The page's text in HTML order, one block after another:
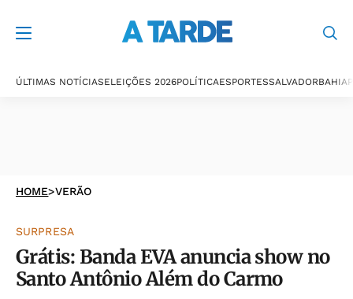
ÚLTIMAS NOTÍCIASELEIÇÕES 2026POLÍTICAESPORTESSALVADORBAHIA
HOME>VERÃO
SURPRESA
Grátis: Banda EVA anuncia show no
Santo Antônio Além do Carmo